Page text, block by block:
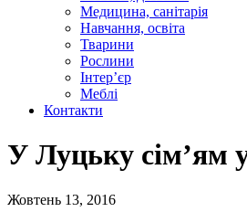
Медицина, санітарія
Навчання, освіта
Тварини
Рослини
Інтер’єр
Меблі
Контакти
У Луцьку сім’ям
Жовтень 13, 2016